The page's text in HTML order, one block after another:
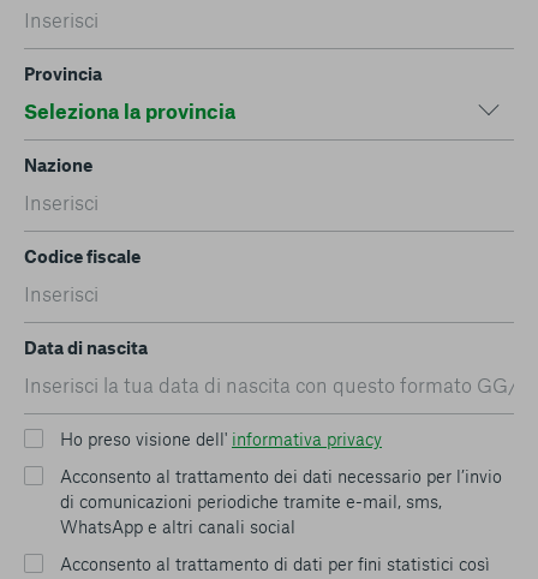
Provincia
Nazione
Codice fiscale
Data di nascita
Ho preso visione dell' informativa privacy
Acconsento al trattamento dei dati necessario per l’invio
di comunicazioni periodiche tramite e-mail, sms,
WhatsApp e altri canali social
Acconsento al trattamento di dati per fini statistici così